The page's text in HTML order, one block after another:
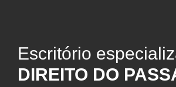
Escritório
DIREITO DO